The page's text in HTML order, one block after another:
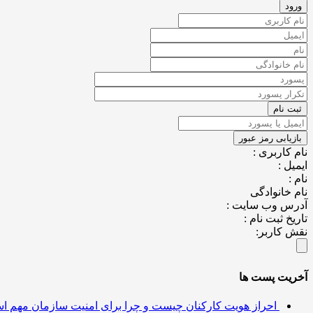
نام کاربری :
ایمیل :
نام :
نام خانوادگی
آدرس وب سایت :
تاریخ ثبت نام :
نقش کاربر:
آخریت پست ها
احراز هویت کارکنان چیست و چرا برای امنیت سازمان مهم